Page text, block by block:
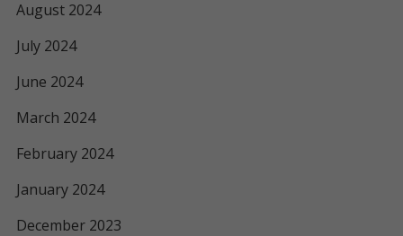
August 2024
July 2024
June 2024
March 2024
February 2024
January 2024
December 2023